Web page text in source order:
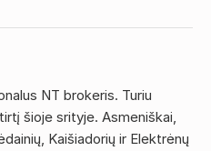
NT brokeris. Turiu
šioje srityje. Asmeniškai,
Kaišiadorių ir Elektrėnų